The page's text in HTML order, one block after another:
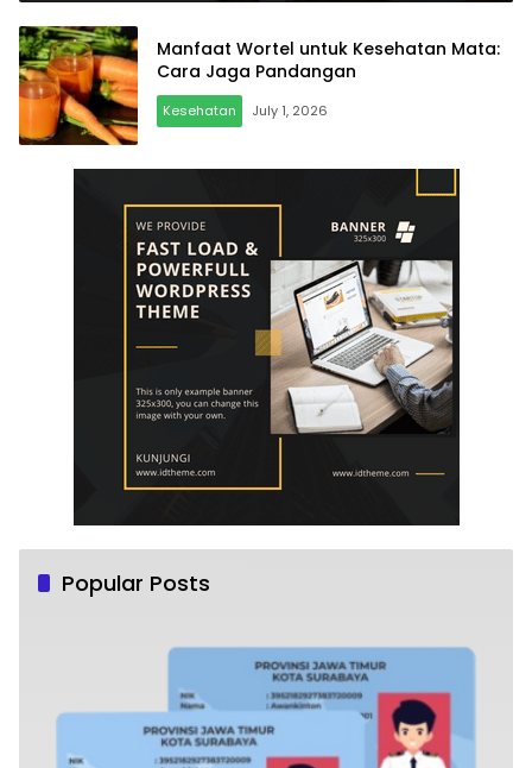
Manfaat Wortel untuk Kesehatan Mata:
Cara Jaga Pandangan
Kesehatan July 1, 2026
Popular Posts